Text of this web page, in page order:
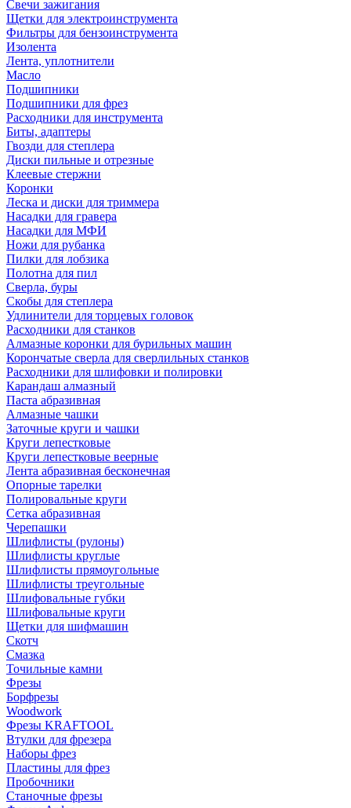
Свечи зажигания
Щетки для электроинструмента
Фильтры для бензоинструмента
Изолента
Лента, уплотнители
Масло
Подшипники
Подшипники для фрез
Расходники для инструмента
Биты, адаптеры
Гвозди для степлера
Диски пильные и отрезные
Клеевые стержни
Коронки
Леска и диски для триммера
Насадки для гравера
Насадки для МФИ
Ножи для рубанка
Пилки для лобзика
Полотна для пил
Сверла, буры
Скобы для степлера
Удлинители для торцевых головок
Расходники для станков
Алмазные коронки для бурильных машин
Корончатые сверла для сверлильных станков
Расходники для шлифовки и полировки
Карандаш алмазный
Паста абразивная
Алмазные чашки
Заточные круги и чашки
Круги лепестковые
Круги лепестковые веерные
Лента абразивная бесконечная
Опорные тарелки
Полировальные круги
Сетка абразивная
Черепашки
Шлифлисты (рулоны)
Шлифлисты круглые
Шлифлисты прямоугольные
Шлифлисты треугольные
Шлифовальные губки
Шлифовальные круги
Щетки для шифмашин
Скотч
Смазка
Точильные камни
Фрезы
Борфрезы
Woodwork
Фрезы KRAFTOOL
Втулки для фрезера
Наборы фрез
Пластины для фрез
Пробочники
Станочные фрезы